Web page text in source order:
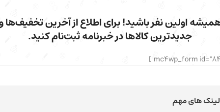
اولین نفر باشید! برای اطلاع از آخرین تخفیف‌ها
جدیدترین کالاها در خبرنامه ثبت‌نام کنید.
لینک های مهم